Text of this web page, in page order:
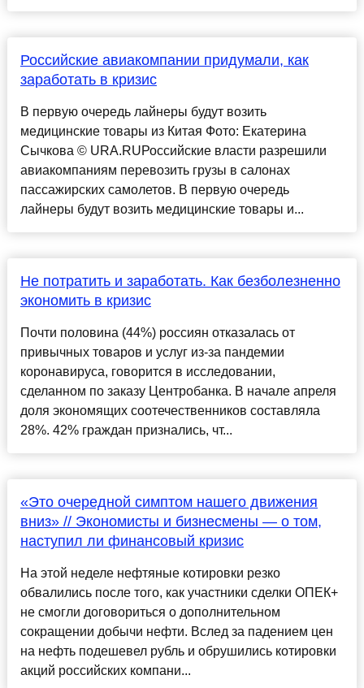
Российские авиакомпании придумали, как
заработать в кризис
В первую очередь лайнеры будут возить
медицинские товары из Китая Фото: Екатерина
Сычкова © URA.RUРоссийские власти разрешили
авиакомпаниям перевозить грузы в салонах
пассажирских самолетов. В первую очередь
лайнеры будут возить медицинские товары и...
Не потратить и заработать. Как безболезненно
экономить в кризис
Почти половина (44%) россиян отказалась от
привычных товаров и услуг из-за пандемии
коронавируса, говорится в исследовании,
сделанном по заказу Центробанка. В начале апреля
доля экономящих соотечественников составляла
28%. 42% граждан признались, чт...
«Это очередной симптом нашего движения
вниз» // Экономисты и бизнесмены — о том,
наступил ли финансовый кризис
На этой неделе нефтяные котировки резко
обвалились после того, как участники сделки ОПЕК+
не смогли договориться о дополнительном
сокращении добычи нефти. Вслед за падением цен
на нефть подешевел рубль и обрушились котировки
акций российских компани...